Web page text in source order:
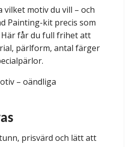
vilket motiv du vill – och
Painting-kit precis som
Här får du full frihet att
pärlform, antal färger
– oändliga
prisvärd och lätt att